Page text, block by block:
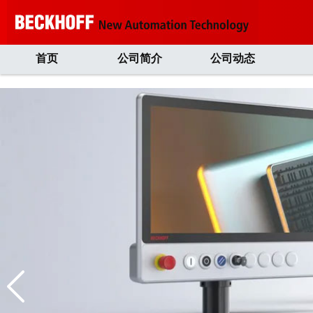
首页 公司简介 公司动态